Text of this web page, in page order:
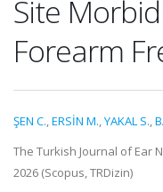
Site
Forearm
ŞEN C.,ERSİN M.,YAKAL S.,
The Turkish Journal of Ear
2026 (Scopus, TRDizin)